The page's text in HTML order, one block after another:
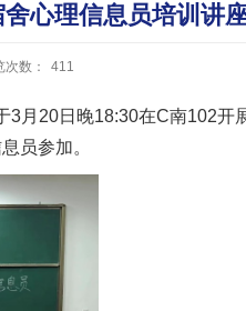
心理信息员培训讲
次数： 411
月20日晚18:30在C南102开
员参加。